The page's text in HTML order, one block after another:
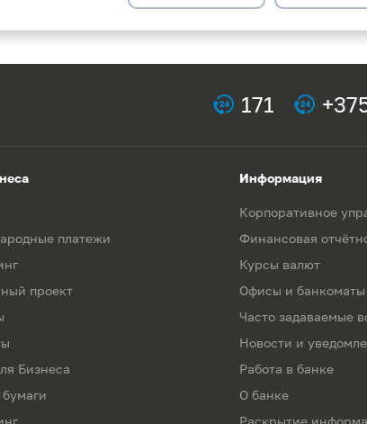
171
платежи
проект
Бизнеса
Информация
Корпоративное
Финансовая
Курсы валют
Офисы и банкоматы
Часто задаваемые
Новости и
Работа в банке
О банке
Раскрытие